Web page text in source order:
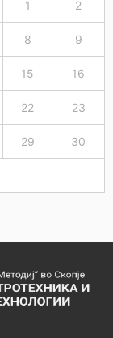
1 2
8 9
15 16
22 23
29 30